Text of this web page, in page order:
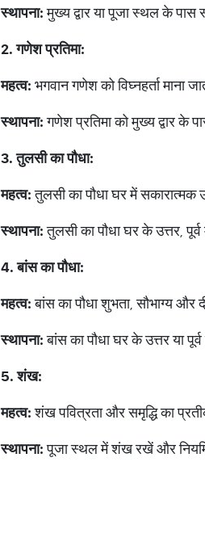
स्थापना:मुख्य द्वार या पूजा स्थल के पास
2.गणेशप्रतिमा:
महत्व: भगवान गणेश को विघ्नहर्ता माना
स्थापना:गणेश प्रतिमा को मुख्य द्वार के
3.तुलसीकापौधा:
महत्व:तुलसी का पौधा घर में सकारात्मक
स्थापना:तुलसी का पौधा घर के उत्तर,
4.बांसकापौधा:
महत्व:बांस का पौधा शुभता, सौभाग्य और
स्थापना:बांस का पौधा घर के उत्तर या
5.शंख:
महत्व:शंख पवित्रता और समृद्धि का
स्थापना:पूजा स्थल में शंख रखें और